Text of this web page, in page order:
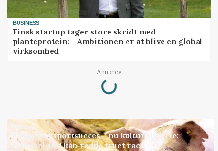
BUSINESS
Finsk startup tager store skridt med
planteprotein: - Ambitionen er at blive en global
virksomhed
Annonce
Loading...
GRISE
Engang eksportsucces – nu kulturhistorie:
Gammel sæd kan redde truet race